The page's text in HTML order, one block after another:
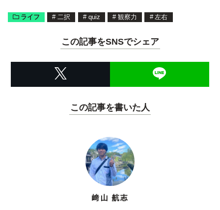
ライフ # 二択 # quiz # 観察力 # 左右
この記事をSNSでシェア
この記事を書いた人
﨑山 航志